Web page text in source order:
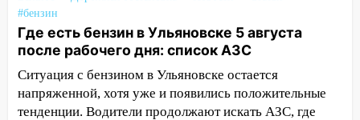
18:00 Мотофристайл, рок и силовой
экстрим: в Ульяновске пройдет
большой фестиваль «Наше время»
17:30 Где есть бензин в Ульяновске 5
августа после рабочего дня: список АЗС
#бензин
Где есть бензин в Ульяновске 5 августа
после рабочего дня: список АЗС
Ситуация с бензином в Ульяновске остается
напряженной, хотя уже и появились положительные
тенденции. Водители продолжают искать АЗС, где